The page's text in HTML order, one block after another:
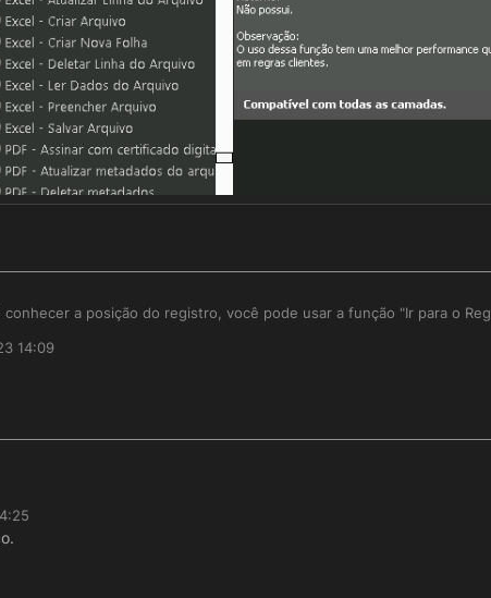
a posição do registro, você pode usar a função "Ir para o
14:09